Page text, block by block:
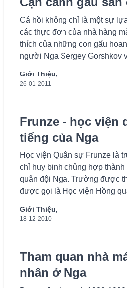
Cá hồi không chỉ là một sự
các thực đơn của nhà hàng
thích của những con gấu
người Nga Sergey Gorshkov
Giới Thiệu,
26-01-2011
Frunze - học viện
tiếng của Nga
Học viện Quân sự Frunze là
chỉ huy binh chủng hợp thành
quân đội Nga. Trường được
được gọi là Học viện Hồng
Giới Thiệu,
18-12-2010
Tham quan nhà
nhân ở Nga